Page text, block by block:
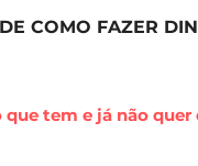
COMO FAZER
que tem e já não quer